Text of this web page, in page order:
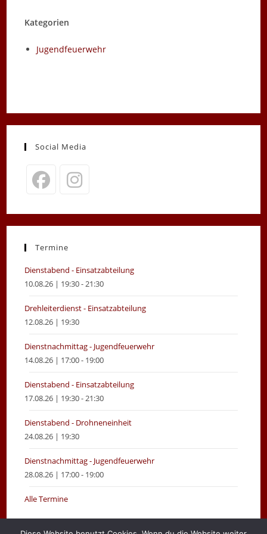
Kategorien
Jugendfeuerwehr
Social Media
in
new
in
new
Termine
Dienstabend - Einsatzabteilung
10.08.26 | 19:30 - 21:30
Drehleiterdienst - Einsatzabteilung
12.08.26 | 19:30
Dienstnachmittag - Jugendfeuerwehr
14.08.26 | 17:00 - 19:00
Dienstabend - Einsatzabteilung
17.08.26 | 19:30 - 21:30
Dienstabend - Drohneneinheit
24.08.26 | 19:30
Dienstnachmittag - Jugendfeuerwehr
28.08.26 | 17:00 - 19:00
Alle Termine